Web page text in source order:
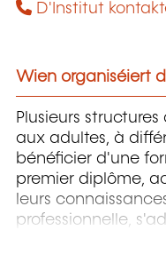
D'Institut
Wien organiséiert
Plusieurs
aux adultes, à
bénéficier d'une
premier diplôme,
leurs
professionnelle,
technologies,